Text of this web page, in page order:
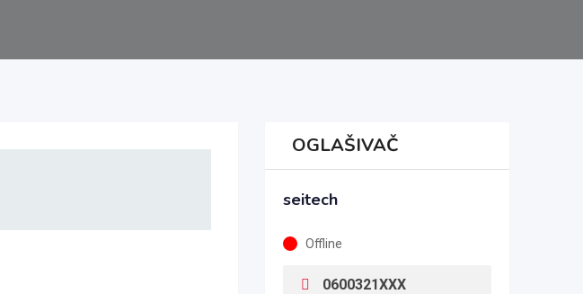
OGLAŠIVAČ
seitech
Offline
0600321XXX